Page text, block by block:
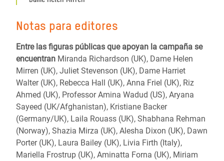
Notas para editores
Entre las figuras públicas que apoyan la campaña se
encuentran Miranda Richardson (UK), Dame Helen
Mirren (UK), Juliet Stevenson (UK), Dame Harriet
Walter (UK), Rebecca Hall (UK), Anna Friel (UK), Riz
Ahmed (UK), Professor Amina Wadud (US), Aryana
Sayeed (UK/Afghanistan), Kristiane Backer
(Germany/UK), Laila Rouass (UK), Shabhana Rehman
(Norway), Shazia Mirza (UK), Alesha Dixon (UK), Dawn
Porter (UK), Laura Bailey (UK), Livia Firth (Italy),
Mariella Frostrup (UK), Aminatta Forna (UK), Miriam